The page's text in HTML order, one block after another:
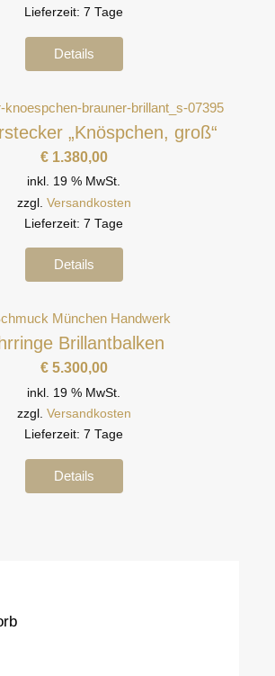
Lieferzeit: 7 Tage
Details
„Knöspchen, groß“
€1.380,00
inkl. 19 % MwSt.
zzgl. Versandkosten
Lieferzeit: 7 Tage
Details
Brillantbalken
€5.300,00
inkl. 19 % MwSt.
zzgl. Versandkosten
Lieferzeit: 7 Tage
Details